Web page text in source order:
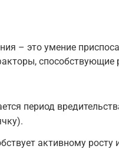
– это умение
способствующие
период
активному росту